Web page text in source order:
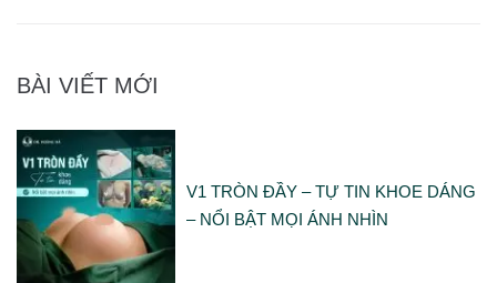
BÀI VIẾT MỚI
V1 TRÒN ĐẦY – TỰ TIN KHOE DÁNG
– NỔI BẬT MỌI ÁNH NHÌN